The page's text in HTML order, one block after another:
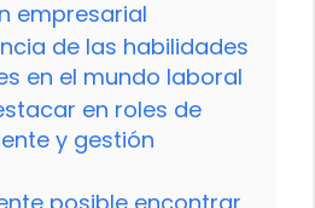
empresarial
de las habilidades
en el mundo laboral
en roles de
y gestión